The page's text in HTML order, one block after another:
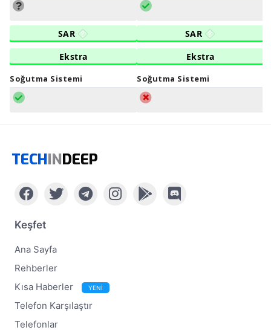
SAR
Ekstra
Soğutma Sistemi
SAR
Ekstra
Soğutma Sistemi
TECHINDEEP
Keşfet
Ana Sayfa
Rehberler
Kısa Haberler
YENİ
Telefon Karşılaştır
Telefonlar